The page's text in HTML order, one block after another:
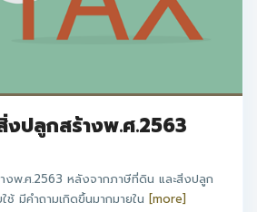
ปลูกสร้างพ.ศ.2563
งพ.ศ.2563 หลังจากภาษีที่ดิน และสิ่งปลูก
มีคำถามเกิดขึ้นมากมายใน [more]